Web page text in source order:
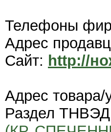
Телефоны
Адрес
Сайт: http://
Адрес товара/
Раздел